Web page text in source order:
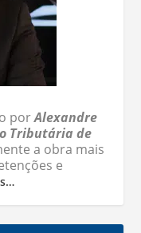
porAlexandre
Tributária de
a obra mais
e